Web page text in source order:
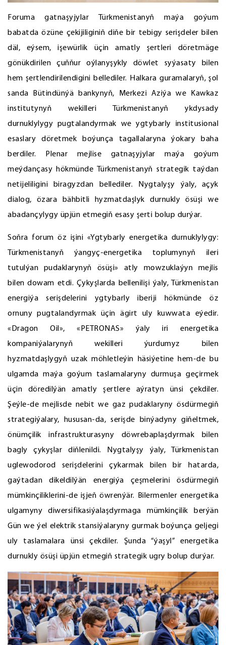
Foruma gatnaşyjylar Türkmenistanyň maýa goýum
babatda özüne çekijiliginiň diňe bir tebigy serişdeler bilen
däl, eýsem, işewürlik üçin amatly şertleri döretmäge
gönükdirilen çuňňur oýlanyşykly döwlet syýasaty bilen
hem şertlendirilendigini bellediler. Halkara guramalaryň, şol
sanda Bütindünýä bankynyň, Merkezi Aziýa we Kawkaz
institutynyň wekilleri Türkmenistanyň ykdysady
durnuklylygy pugtalandyrmak we ygtybarly institusional
esaslary döretmek boýunça tagallalaryna ýokary baha
berdiler. Plenar mejlise gatnaşyjylar maýa goýum
meýdançasy hökmünde Türkmenistanyň strategik taýdan
netijeliligini biragyzdan bellediler. Nygtalyşy ýaly, açyk
dialog, özara bähbitli hyzmatdaşlyk durnukly ösüşi we
abadançylygy üpjün etmegiň esasy şerti bolup durýar.
Soňra forum öz işini «Ygtybarly energetika durnuklylygy:
Türkmenistanyň ýangyç-energetika toplumynyň ileri
tutulýan pudaklarynyň ösüşi» atly mowzuklaýyn mejlis
bilen dowam etdi. Çykyşlarda bellenilişi ýaly, Türkmenistan
energiýa serişdelerini ygtybarly iberiji hökmünde öz
ornuny pugtalandyrmak üçin ägirt uly kuwwata eýedir.
«Dragon Oil», «PETRONAS» ýaly iri energetika
kompaniýalarynyň wekilleri ýurdumyz bilen
hyzmatdaşlygyň uzak möhletleýin häsiýetine hem-de bu
ulgamda maýa goýum taslamalaryny durmuşa geçirmek
üçin döredilýän amatly şertlere aýratyn ünsi çekdiler.
Şeýle-de mejlisde nebit we gaz pudaklaryny ösdürmegiň
strategiýalary, hususan-da, serişde binýadyny giňeltmek,
önümçilik infrastrukturasyny döwrebaplaşdyrmak bilen
bagly çykyşlar diňlenildi. Nygtalyşy ýaly, Türkmenistan
uglewodorod serişdelerini çykarmak bilen bir hatarda,
gaýtadan dikeldilýän energiýa çeşmelerini ösdürmegiň
mümkinçiliklerini-de işjeň öwrenýär. Bilermenler energetika
ulgamyny diwersifikasiýalaşdyrmaga mümkinçilik berýän
Gün we ýel elektrik stansiýalaryny gurmak boýunça geljegi
uly taslamalara ünsi çekdiler. Şunda “ýaşyl” energetika
durnukly ösüşi üpjün etmegiň strategik ugry bolup durýar.